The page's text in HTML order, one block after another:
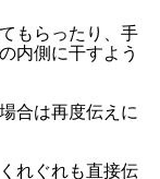
もらったり、手
内側に干すよう
合は再度伝えに
れぐれも直接伝